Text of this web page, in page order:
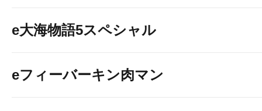
e大海物語5スペシャル
eフィーバーキン肉マン